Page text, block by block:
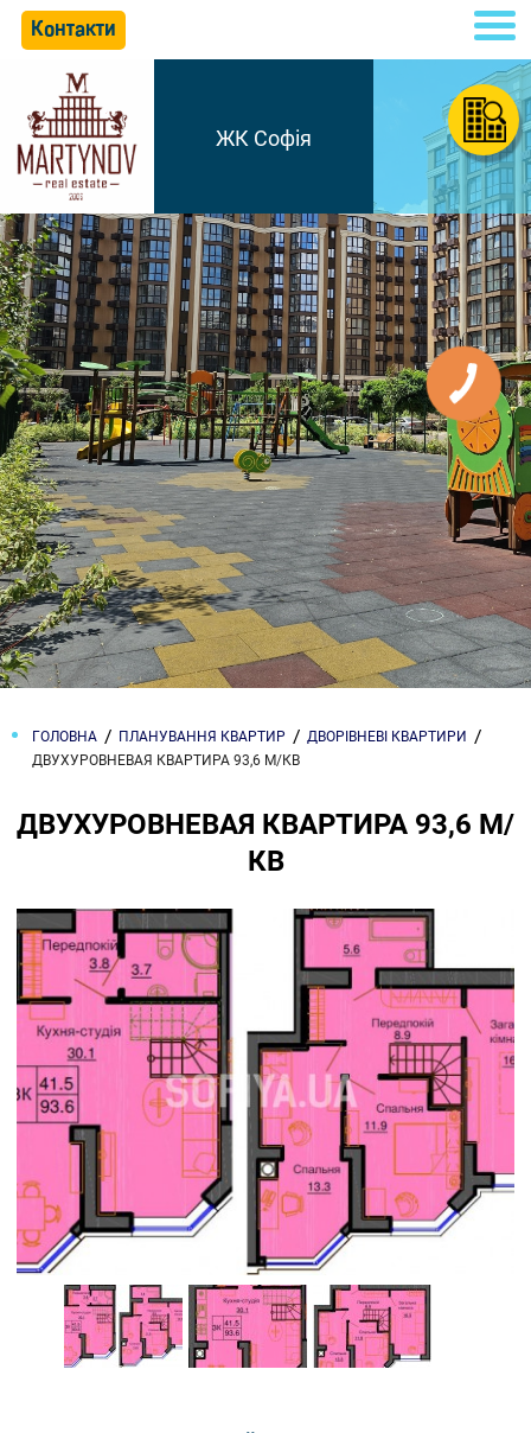
Контакти
ЖК Софія
ГОЛОВНА ПЛАНУВАННЯ КВАРТИР
ДВОРІВНЕВІ КВАРТИРИ
ДВУХУРОВНЕВАЯ КВАРТИРА 93,6 М/КВ
ДВУХУРОВНЕВАЯ КВАРТИРА 93,6 М/
КВ